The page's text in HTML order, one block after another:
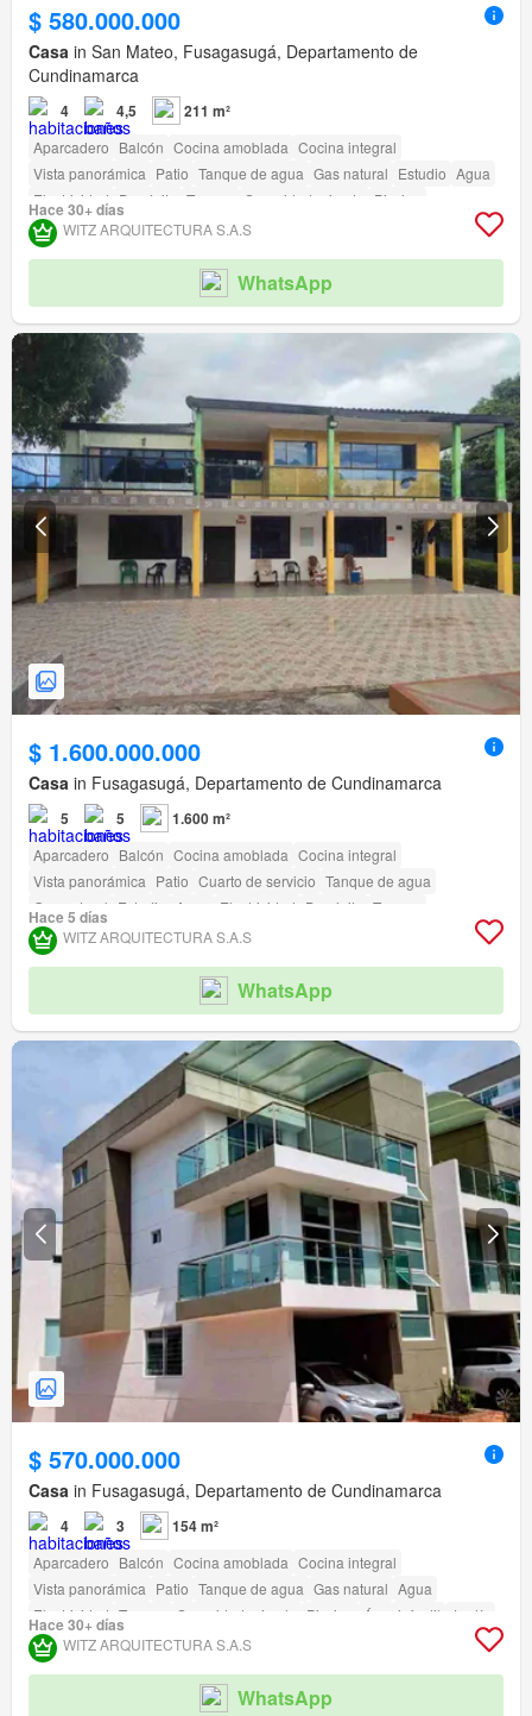
$ 580.000.000
Casa in San Mateo, Fusagasugá, Departamento de
Cundinamarca
4 4,5 211 m²
Aparcadero Balcón Cocina amoblada Cocina integral
Vista panorámica Patio Tanque de agua Gas natural Estudio Agua
Electricidad Depósito Terraza Seguridad privada
Piscina
Área infantil Estudio Jardín Vigilante
Acceso para personas con discapacidad
Hace 30+ días
WITZ ARQUITECTURA S.A.S
WhatsApp
$ 1.600.000.000
Casa in Fusagasugá, Departamento de Cundinamarca
5 5 1.600 m²
Aparcadero Balcón Cocina amoblada Cocina integral
Vista panorámica Patio Cuarto de servicio Tanque de agua
Gas natural Estudio Agua Electricidad Depósito
Terraza
Seguridad privada Piscina Área infantil
Barbecue
Caseta de vigilancia
Hace 5 días
WITZ ARQUITECTURA S.A.S
WhatsApp
$ 570.000.000
Casa in Fusagasugá, Departamento de Cundinamarca
4 3 154 m²
Aparcadero Balcón Cocina amoblada Cocina integral
Vista panorámica Patio Tanque de agua Gas natural Agua
Electricidad Terraza Seguridad privada Piscina Área infantil
Jardín
Vigilante Barbecue
Hace 30+ días
WITZ ARQUITECTURA S.A.S
WhatsApp